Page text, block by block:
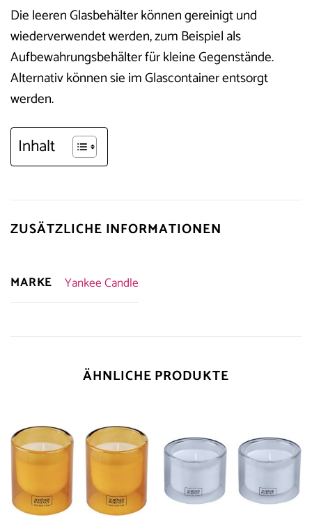
Die leeren Glasbehälter können gereinigt und
wiederverwendet werden, zum Beispiel als
Aufbewahrungsbehälter für kleine Gegenstände.
Alternativ können sie im Glascontainer entsorgt
werden.
Inhalt
ZUSÄTZLICHE INFORMATIONEN
MARKE Yankee Candle
ÄHNLICHE PRODUKTE